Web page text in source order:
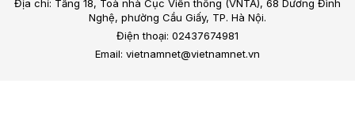
Địa chỉ: Tầng 18, Toà nhà Cục Viễn thông (VNTA), 68 Dương Đình
Nghệ, phường Cầu Giấy, TP. Hà Nội.
Điện thoại: 02437674981
Email: vietnamnet@vietnamnet.vn